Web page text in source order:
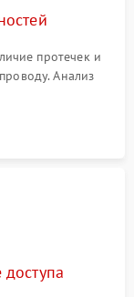
протечек и
Анализ
вращения
защиты